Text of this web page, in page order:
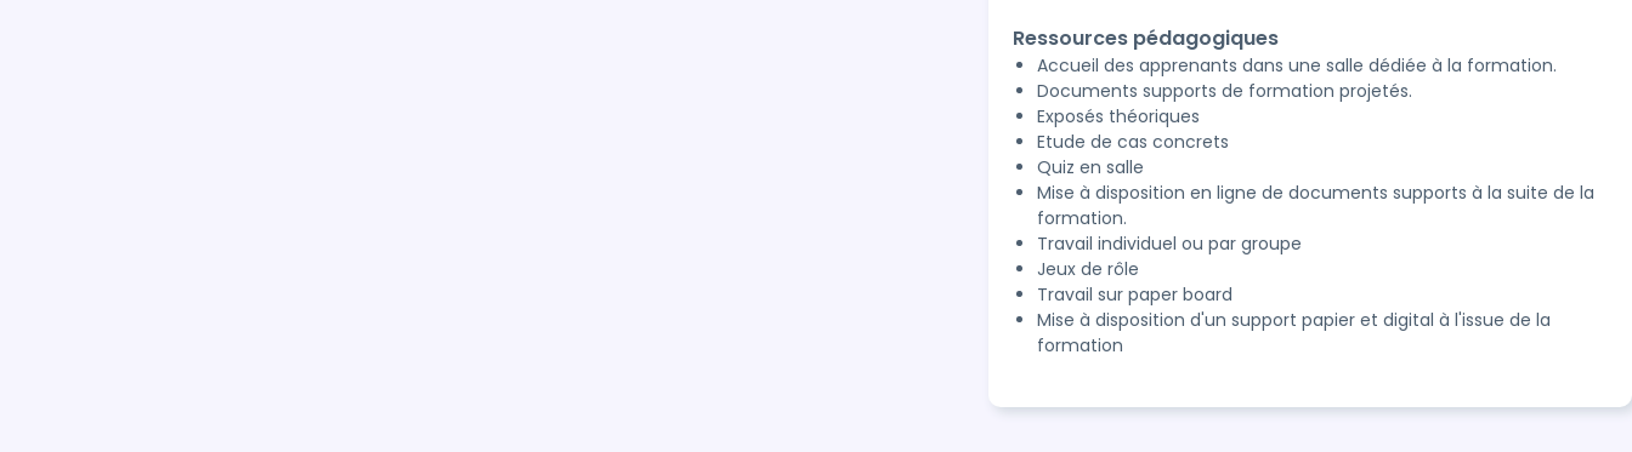
Ressources pédagogiques
Accueil des apprenants dans une salle dédiée à la formation.
Documents supports de formation projetés.
Exposés théoriques
Etude de cas concrets
Quiz en salle
Mise à disposition en ligne de documents supports à la suite de la
formation.
Travail individuel ou par groupe
Jeux de rôle
Travail sur paper board
Mise à disposition d'un support papier et digital à l'issue de la
formation